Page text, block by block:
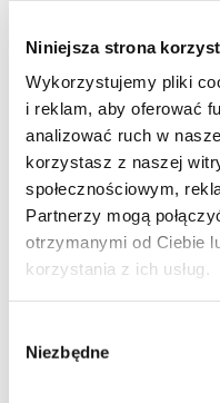
Niniejsza strona
Wykorzystujemy pliki
i reklam, aby oferować
analizować ruch w
korzystasz z naszej
społecznościowym,
Partnerzy mogą
otrzymanymi od Ciebie
korzystania z ich usług.
zgody
Niezbędne
19
5
3